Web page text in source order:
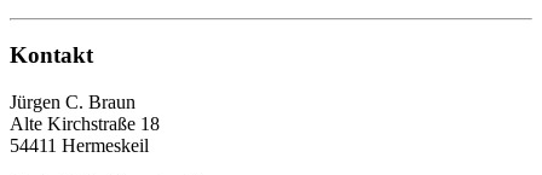
Kontakt
Jürgen C. Braun
Alte Kirchstraße 18
54411 Hermeskeil